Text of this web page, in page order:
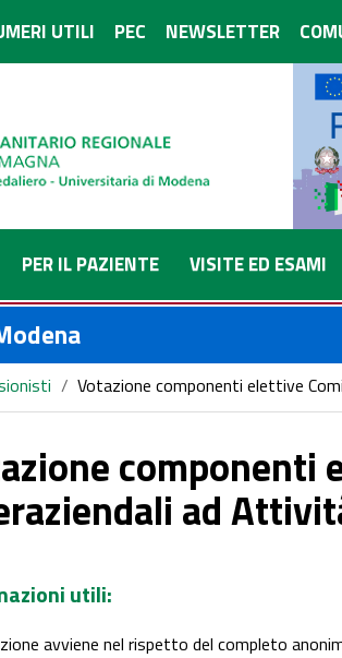
UTILI PEC NEWSLETTER
PER IL PAZIENTE VISITE ED ESAMI
/ Votazione componenti elettive
componenti
ad
utili:
avviene nel rispetto del completo